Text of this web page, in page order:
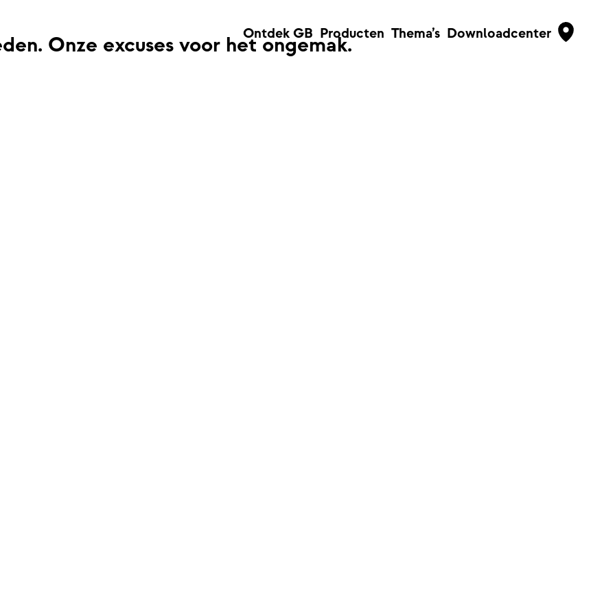
Ontdek GB Producten Thema’s Downloadcenter
Onze excuses voor het ongemak.